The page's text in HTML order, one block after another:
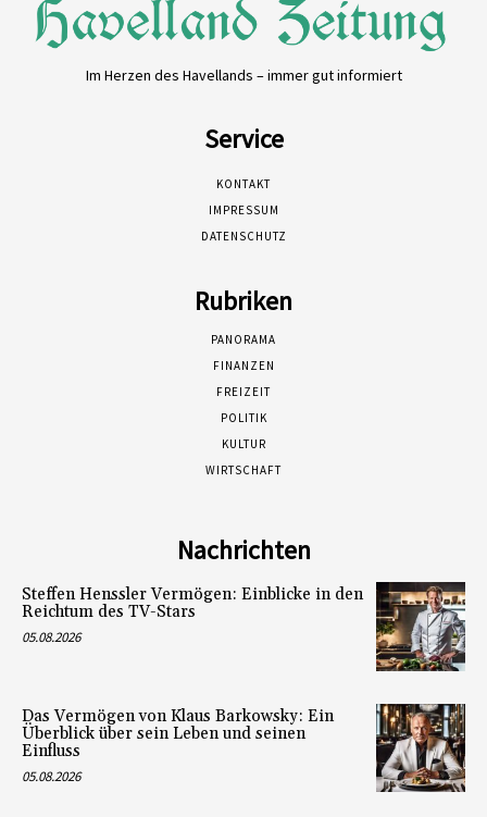
Im Herzen des Havellands – immer gut informiert
Service
KONTAKT
IMPRESSUM
DATENSCHUTZ
Rubriken
PANORAMA
FINANZEN
FREIZEIT
POLITIK
KULTUR
WIRTSCHAFT
Nachrichten
Steffen Henssler Vermögen: Einblicke in den
Reichtum des TV-Stars
05.08.2026
Das Vermögen von Klaus Barkowsky: Ein
Überblick über sein Leben und seinen
Einfluss
05.08.2026